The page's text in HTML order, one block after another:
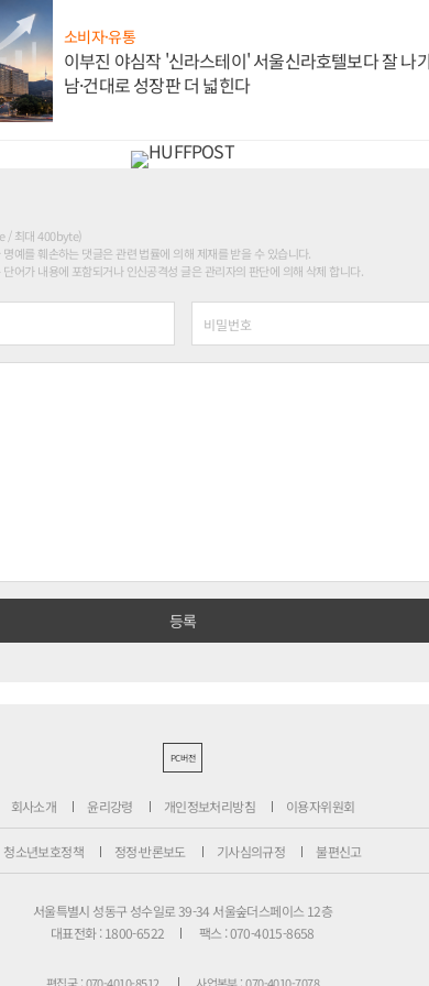
소비자·유통
이부진 야심작 '신라스테이' 서울신라호텔보다 잘 나
남·건대로 성장판 더 넓힌다
/ 최대 400byte)
예를 훼손하는 댓글은 관련 법률에 의해 제재를 받을 수 있습니다.
어가 내용에 포함되거나 인신공격성 글은 관리자의 판단에 의해 삭제 합니다.
PC버전
회사소개 윤리강령 개인정보처리방침 이용자위원회
청소년보호정책 정정·반론보도 기사심의규정 불편신고
서울특별시 성동구 성수일로 39-34 서울숲더스페이스 12층
대표전화 : 1800-6522
팩스 : 070-4015-8658